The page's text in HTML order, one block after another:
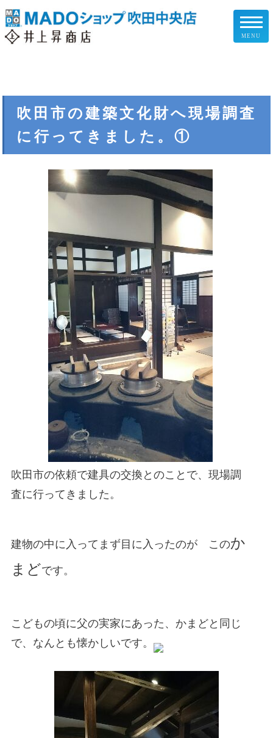
お客様の声
施工事例
リフォームの流れ
企業情報
スタッフブログ
住まいのお悩み解決策
お問い合わせ
よくある質問
プライバシーポリシー
サイトマップ
MENU
吹田市の建築文化財へ現場調査
に行ってきました。①
吹田市の依頼で建具の交換とのことで、現場調
査に行ってきました。
建物の中に入ってまず目に入ったのが このか
まどです。
こどもの頃に父の実家にあった、かまどと同じ
で、なんとも懐かしいです。